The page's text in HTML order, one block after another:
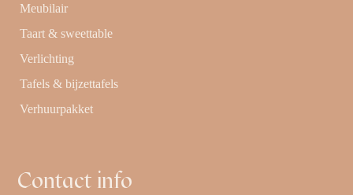
Meubilair
Taart & sweettable
Verlichting
Tafels & bijzettafels
Verhuurpakket
Contact info